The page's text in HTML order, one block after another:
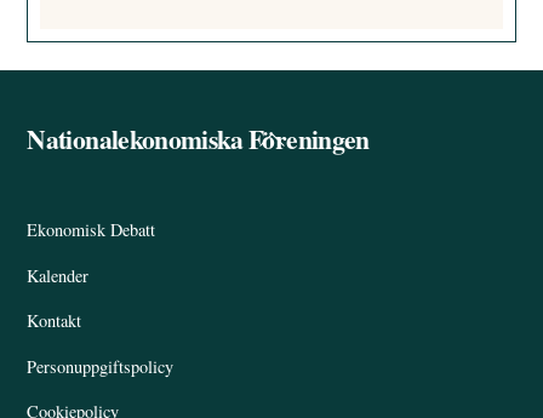
Back
Nationalekonomiska Föreningen
Ekonomisk Debatt
Kalender
Kontakt
Personuppgiftspolicy
Cookiepolicy